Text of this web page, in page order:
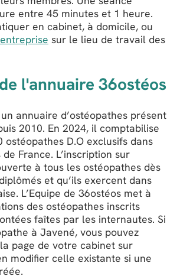
entre 45 minutes et 1 heure.
en cabinet, à domicile, ou
entreprise sur le lieu de travail des
l'annuaire 36ostéos
annuaire d’ostéopathes présent
2010. En 2024, il comptabilise
ostéopathes D.O exclusifs dans
France. L’inscription sur
à tous les ostéopathes dès
et qu’ils exercent dans
L’Equipe de 36ostéos met à
des ostéopathes inscrits
faîtes par les internautes. Si
à Javené, vous pouvez
page de votre cabinet sur
modifier celle existante si une